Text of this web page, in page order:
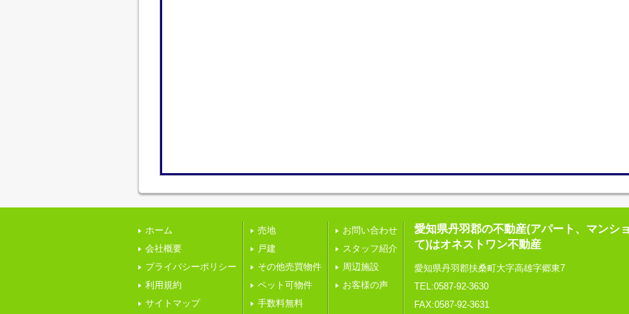
ホーム
会社概要
プライバシーポリシー
利用規約
サイトマップ
売地
戸建
その他売買物件
ペット可物件
手数料無料
お問い合わせ
スタッフ紹介
周辺施設
お客様の声
愛知県丹羽郡の不動産(アパート、マンシ
て)はオネストワン不動産
愛知県丹羽郡扶桑町大字高雄字郷東7
TEL:0587-92-3630
FAX:0587-92-3631